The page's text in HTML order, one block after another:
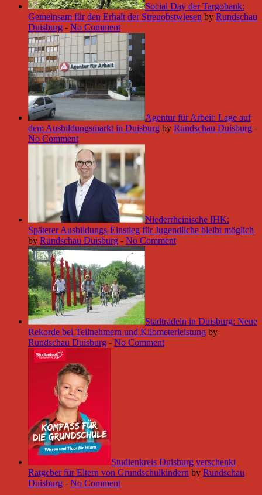
Social Day der Targobank:
Gemeinsam für den Erhalt der Streuobstwiesen by Rundschau
Duisburg - No Comment
Agentur für Arbeit: Lage auf
dem Ausbildungsmarkt in Duisburg by Rundschau Duisburg -
No Comment
Niederrheinische IHK:
Späterer Ausbildungs-Einstieg für Jugendliche bleibt möglich
by Rundschau Duisburg - No Comment
Stadtradeln in Duisburg: Neue
Rekorde bei Teilnehmern und Kilometerleistung by
Rundschau Duisburg - No Comment
Studienkreis Duisburg verschenkt
Ratgeber für Eltern von Grundschulkindern by Rundschau
Duisburg - No Comment